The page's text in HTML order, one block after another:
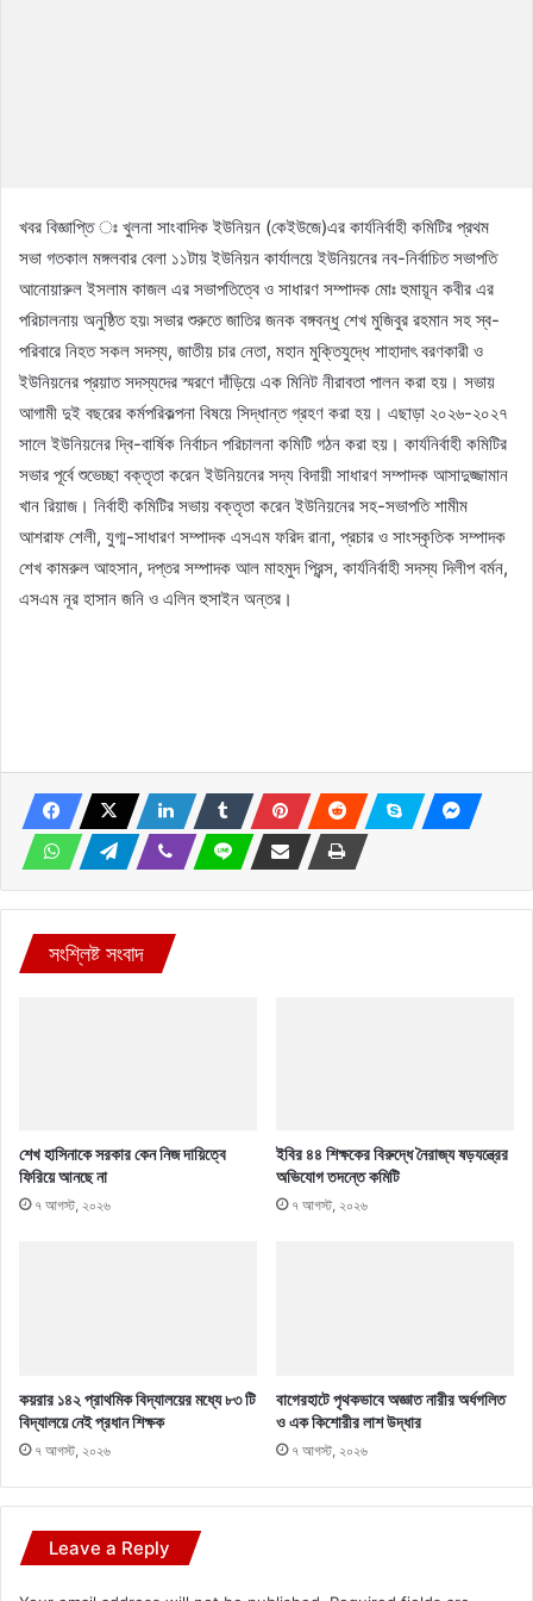
খবর বিজ্ঞাপ্তি ঃ খুলনা সাংবাদিক ইউনিয়ন (কেইউজে)এর কার্যনির্বাহী কমিটির প্রথম
সভা গতকাল মঙ্গলবার বেলা ১১টায় ইউনিয়ন কার্যালয়ে ইউনিয়নের নব-নির্বাচিত সভাপতি
আনোয়ারুল ইসলাম কাজল এর সভাপতিত্বে ও সাধারণ সম্পাদক মোঃ হুমায়ূন কবীর এর
পরিচালনায় অনুষ্ঠিত হয়৷ সভার শুরুতে জাতির জনক বঙ্গবন্ধু শেখ মুজিবুর রহমান সহ স্ব-
পরিবারে নিহত সকল সদস্য, জাতীয় চার নেতা, মহান মুক্তিযুদ্ধে শাহাদাৎ বরণকারী ও
ইউনিয়নের প্রয়াত সদস্যদের স্মরণে দাঁড়িয়ে এক মিনিট নীরাবতা পালন করা হয়। সভায়
আগামী দুই বছরের কর্মপরিকল্পনা বিষয়ে সিদ্ধান্ত গ্রহণ করা হয়। এছাড়া ২০২৬-২০২৭
সালে ইউনিয়নের দ্বি-বার্ষিক নির্বাচন পরিচালনা কমিটি গঠন করা হয়। কার্যনির্বাহী কমিটির
সভার পূর্বে শুভেচ্ছা বক্তৃতা করেন ইউনিয়নের সদ্য বিদায়ী সাধারণ সম্পাদক আসাদুজ্জামান
খান রিয়াজ। নির্বাহী কমিটির সভায় বক্তৃতা করেন ইউনিয়নের সহ-সভাপতি শামীম
আশরাফ শেলী, যুগ্ম-সাধারণ সম্পাদক এসএম ফরিদ রানা, প্রচার ও সাংস্কৃতিক সম্পাদক
শেখ কামরুল আহসান, দপ্তর সম্পাদক আল মাহমুদ প্রিন্স, কার্যনির্বাহী সদস্য দিলীপ বর্মন,
এসএম নূর হাসান জনি ও এলিন হুসাইন অন্তর।
সংশ্লিষ্ট সংবাদ
শেখ হাসিনাকে সরকার কেন নিজ দায়িত্বে
ফিরিয়ে আনছে না
৭ আগস্ট, ২০২৬
ইবির ৪৪ শিক্ষকের বিরুদ্ধে নৈরাজ্য ষড়যন্ত্রের
অভিযোগ তদন্তে কমিটি
৭ আগস্ট, ২০২৬
কয়রার ১৪২ প্রাথমিক বিদ্যালয়ের মধ্যে ৮৩ টি
বিদ্যালয়ে নেই প্রধান শিক্ষক
৭ আগস্ট, ২০২৬
বাগেরহাটে পৃথকভাবে অজ্ঞাত নারীর অর্ধগলিত
ও এক কিশোরীর লাশ উদ্ধার
৭ আগস্ট, ২০২৬
Leave a Reply